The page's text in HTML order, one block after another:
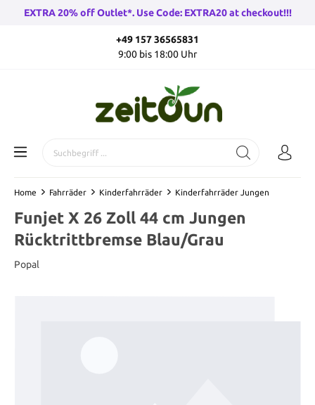
EXTRA 20% off Outlet*. Use Code: EXTRA20 at checkout!!!
+49 157 36565831
9:00 bis 18:00 Uhr
Home Fahrräder Kinderfahrräder Kinderfahrräder Jungen
Funjet X 26 Zoll 44 cm Jungen
Rücktrittbremse Blau/Grau
Popal